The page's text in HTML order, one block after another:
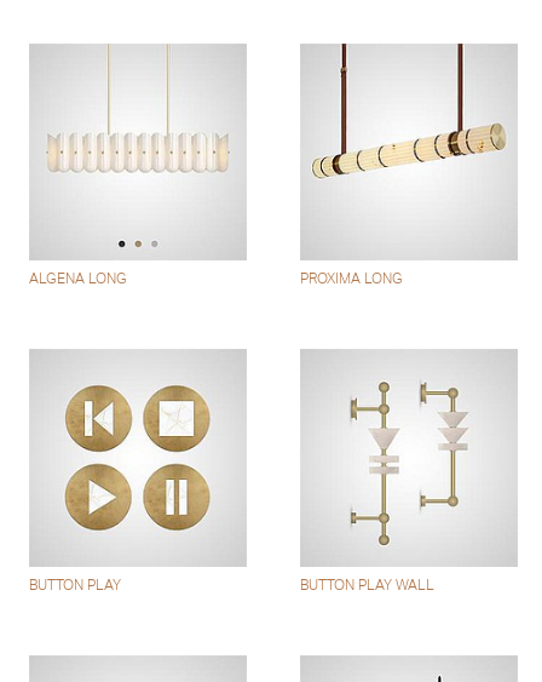
ALGENA LONG PROXIMA LONG
BUTTON PLAY BUTTON PLAY WALL